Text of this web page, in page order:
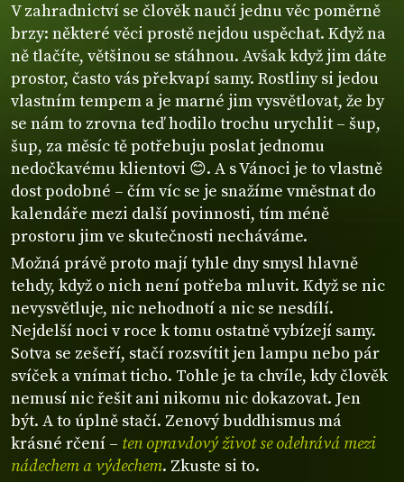
V zahradnictví se člověk naučí jednu věc poměrně
brzy: některé věci prostě nejdou uspěchat. Když na
ně tlačíte, většinou se stáhnou. Avšak když jim dáte
prostor, často vás překvapí samy. Rostliny si jedou
vlastním tempem a je marné jim vysvětlovat, že by
se nám to zrovna teď hodilo trochu urychlit – šup,
šup, za měsíc tě potřebuju poslat jednomu
nedočkavému klientovi 😊. A s Vánoci je to vlastně
dost podobné – čím víc se je snažíme vměstnat do
kalendáře mezi další povinnosti, tím méně
prostoru jim ve skutečnosti necháváme.
Možná právě proto mají tyhle dny smysl hlavně
tehdy, když o nich není potřeba mluvit. Když se nic
nevysvětluje, nic nehodnotí a nic se nesdílí.
Nejdelší noci v roce k tomu ostatně vybízejí samy.
Sotva se zešeří, stačí rozsvítit jen lampu nebo pár
svíček a vnímat ticho. Tohle je ta chvíle, kdy člověk
nemusí nic řešit ani nikomu nic dokazovat. Jen
být. A to úplně stačí. Zenový buddhismus má
krásné rčení – ten opravdový život se odehrává mezi
nádechem a výdechem. Zkuste si to.